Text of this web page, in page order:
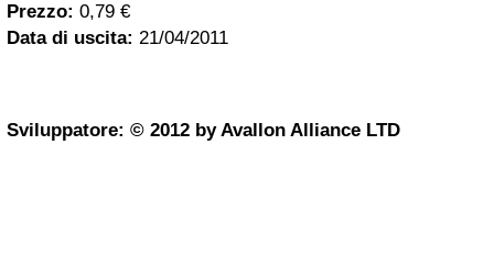
Prezzo: 0,79 €
Data di uscita: 21/04/2011
Sviluppatore: © 2012 by Avallon Alliance LTD